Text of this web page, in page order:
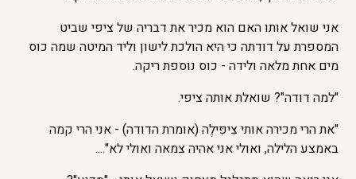
אני שואל אותו האם הוא מכיר את דבריה של ציפי שביט
המספרת על דודתה כי היא הולכת לישון וליד המיטה שמה כוס
מים אחת מלאה ולידה - כוס נוספת ריקה.
"למה דודה"? שואלת אותה ציפי.
"את הרי מכירה אותי צִיפִּילֶה (אומרת הדודה) - אני הרי קמה
באמצע הלילה, ואולי אני אהיה צמאה ואולי לא"....